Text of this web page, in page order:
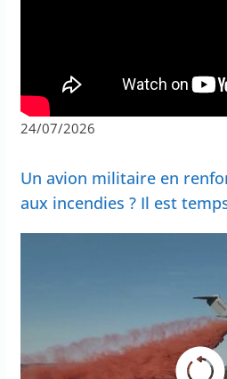
24/07/2026
Un avion militaire en
aux incendies ? Il est